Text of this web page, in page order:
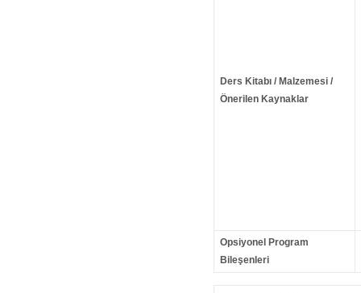
Ders Kitabı / Malzemesi /
Önerilen Kaynaklar
Opsiyonel Program
Bileşenleri